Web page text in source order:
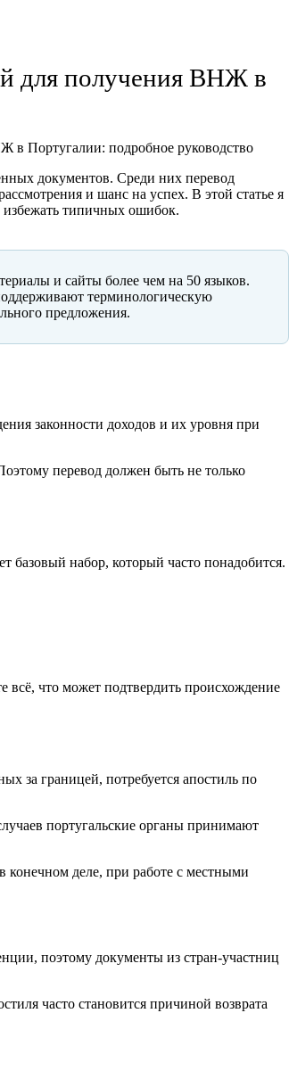
для получения ВНЖ в
в Португалии: подробное руководство
документов. Среди них перевод
и шанс на успех. В этой статье я
избежать типичных ошибок.
и сайты более чем на 50 языков.
терминологическую
предложения.
законности доходов и их уровня при
перевод должен быть не только
базовый набор, который часто понадобится.
всё, что может подтвердить происхождение
за границей, потребуется апостиль по
португальские органы принимают
конечном деле, при работе с местными
поэтому документы из стран-участниц
часто становится причиной возврата